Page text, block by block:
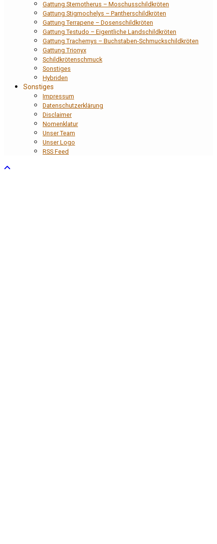
Gattung Sternotherus – Moschusschildkröten
Gattung Stigmochelys – Pantherschildkröten
Gattung Terrapene – Dosenschildkröten
Gattung Testudo – Eigentliche Landschildkröten
Gattung Trachemys – Buchstaben-Schmuckschildkröten
Gattung Trionyx
Schildkrötenschmuck
Sonstiges
Hybriden
Sonstiges
Impressum
Datenschutzerklärung
Disclaimer
Nomenklatur
Unser Team
Unser Logo
RSS Feed